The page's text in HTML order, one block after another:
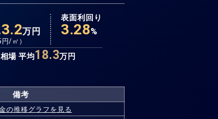
万円
円/㎡）
表面利回り
3.28%
場 平均18.3万円
備考
の推移グラフを見る